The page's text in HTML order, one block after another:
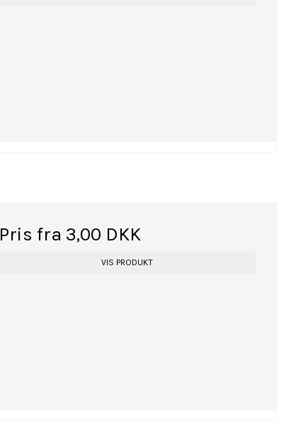
Pris fra 3,00 DKK
VIS PRODUKT